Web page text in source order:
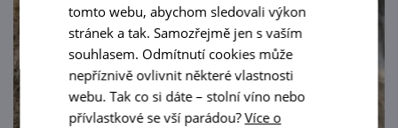
tomto webu, abychom sledovali výkon
stránek a tak. Samozřejmě jen s vaším
souhlasem. Odmítnutí cookies může
nepříznivě ovlivnit některé vlastnosti
webu. Tak co si dáte – stolní víno nebo
přívlastkové se vší parádou?Více o